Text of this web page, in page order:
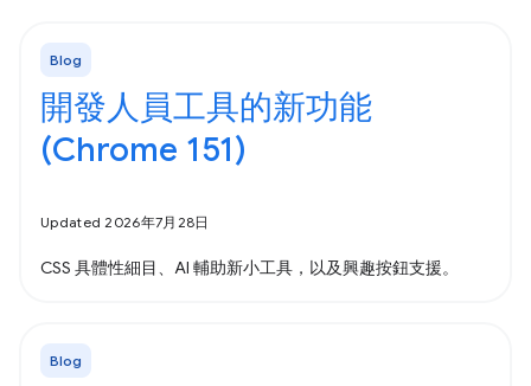
Blog
開發人員工具的新功能
(Chrome 151)
Updated 2026年7月28日
CSS 具體性細目、AI 輔助新小工具，以及興趣按鈕支援。
Blog